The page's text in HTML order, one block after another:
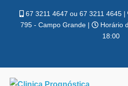
67 3211 4647 ou 67 3211 4645 |
795 - Campo Grande |
Horário
18:00